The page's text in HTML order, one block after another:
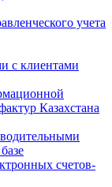
учета
с клиентами
Казахстана
счетов-